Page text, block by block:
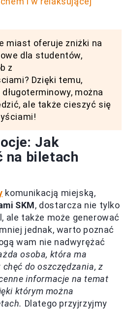
miast oferuje zniżki na
dla studentów,
z
Dzięki temu,
można
ale także cieszyć się
Jak
na biletach
komunikacją miejską,
SKM, dostarcza nie tylko
ale także może generować
jednak, warto poznać
wam nie nadwyrężać
osoba, która ma
do oszczędzania, z
informacje na temat
którym można
Dlatego przyjrzyjmy